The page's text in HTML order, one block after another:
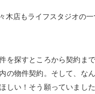
木店もライフスタジオの一
を探すところから契約ま
の物件契約。そして、な
しい！そう願っていまし